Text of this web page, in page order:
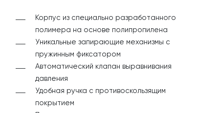
Корпус из специально разработанного
полимера на основе полипропилена
Уникальные запирающие механизмы с
пружинным фиксатором
Автоматический клапан выравнивания
давления
Удобная ручка с противоскользящим
покрытием